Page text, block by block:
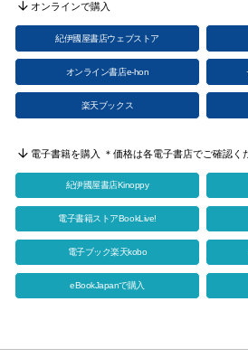
オンラインで購入
紀伊國屋書店ウェブストア
オンライン書店e-hon
楽天ブックス
電子書籍を購入 ＊価格は各電子書店でご確認く
紀伊國屋書店Kinoppy
電子書籍ストアBookLive!
電子ブック楽天kobo
eBookJapanで購入